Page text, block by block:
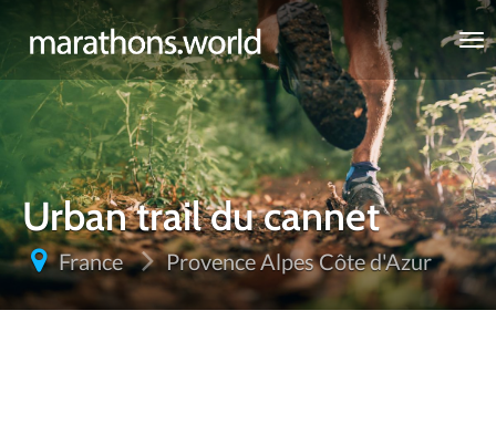
marathons.world
Urban trail du cannet
France Provence Alpes Côte d'Azur